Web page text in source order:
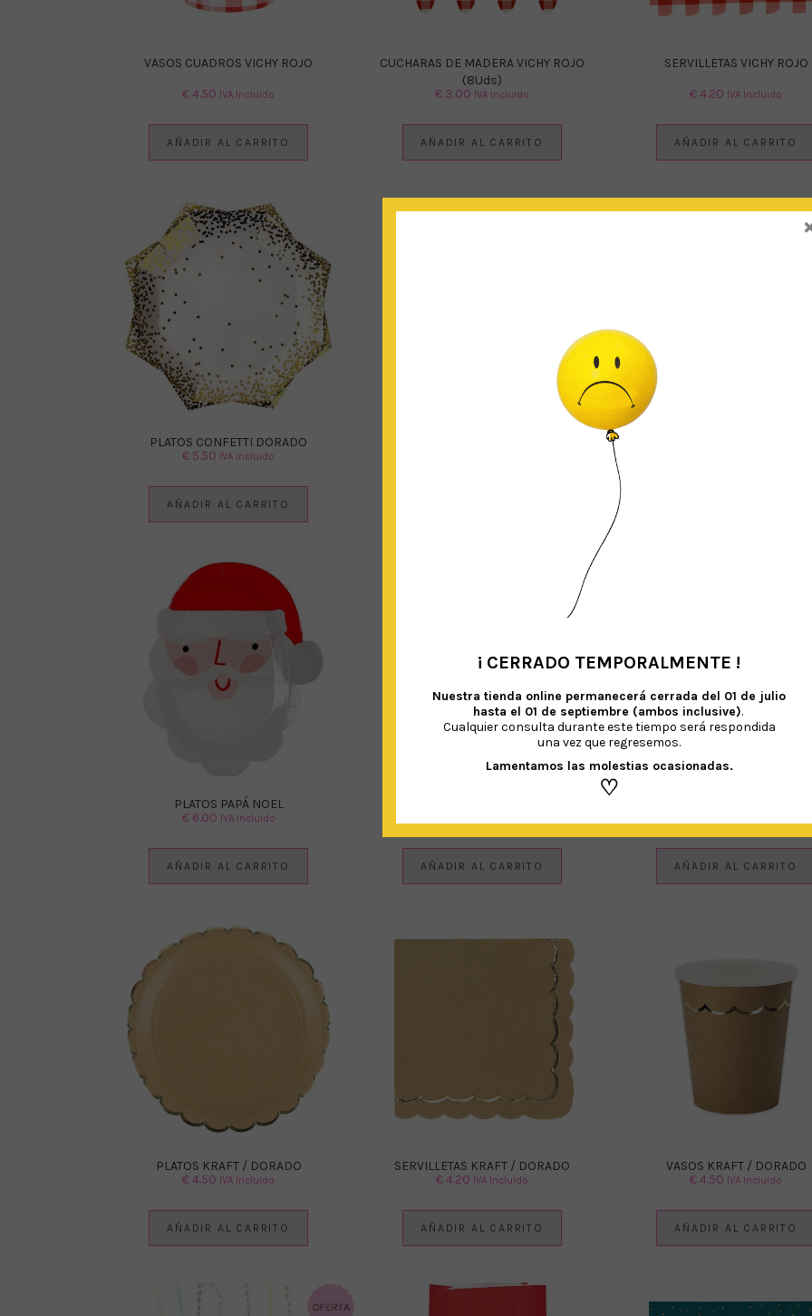
VASOS CUADROS VICHY ROJO
€4.50 IVA Incluido
AÑADIR AL CARRITO
CUCHARAS DE MADERA VICHY ROJO
(8Uds)
€ 3.00 IVA Incluido
AÑADIR AL CARRITO
SERVILLETAS VICHY ROJO
€4.20 IVA Incluido
AÑADIR AL CARRITO
PLATOS CONFETTI DORADO
€ 5.50 IVA Incluido
AÑADIR AL CARRITO
PLATOS PAPÁ NOEL
€6.00 IVA Incluido
AÑADIR AL CARRITO AÑADIR AL CARRITO AÑADIR AL CARRITO
PLATOS KRAFT / DORADO
€4.50 IVA Incluido
AÑADIR AL CARRITO
SERVILLETAS KRAFT / DORADO
€4.20 IVA Incluido
AÑADIR AL CARRITO
VASOS KRAFT / DORADO
€4.50 IVA Incluido
AÑADIR AL CARRITO
¡ CERRADO TEMPORALMENTE !
Nuestra tienda online permanecerá cerrada del 01 de julio
hasta el 01 de septiembre (ambos inclusive).
Cualquier consulta durante este tiempo será respondida
una vez que regresemos.
Lamentamos las molestias ocasionadas.
♡